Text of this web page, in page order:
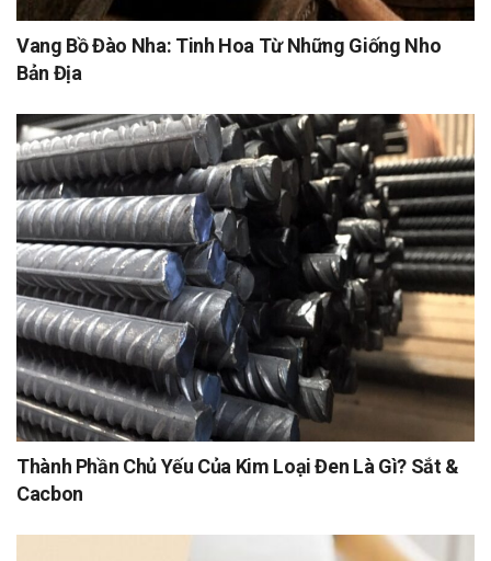
Vang Bồ Đào Nha: Tinh Hoa Từ Những Giống Nho
Bản Địa
Thành Phần Chủ Yếu Của Kim Loại Đen Là Gì? Sắt &
Cacbon